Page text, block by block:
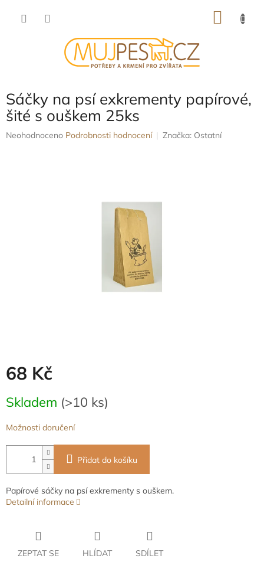
Sáčky na psí exkrementy papírové,
šité s ouškem 25ks
Průměrné
Neohodnoceno Podrobnosti hodnocení Značka: Ostatní
68 Kč
cena:
Skladem (>10 ks)
Možnosti doručení
Přidat do košíku
Papírové sáčky na psí exkrementy s ouškem.
Detailní informace
ZEPTAT SE HLÍDAT SDÍLET